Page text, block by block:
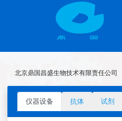
北京鼎国昌盛生物技术有限责任公司
仪器设备 抗体 试剂